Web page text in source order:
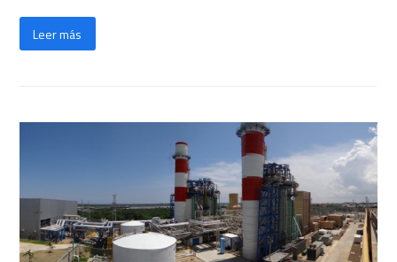
Leer más